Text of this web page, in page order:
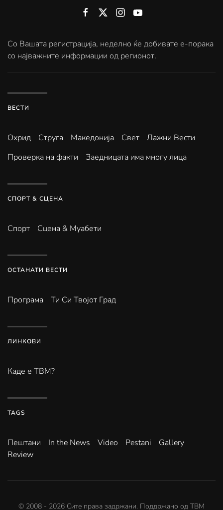
Со Вашата регистрација, неделно ќе добивате е-порака
со најважните информации од регионот.
ВЕСТИ
Охрид Струга Македонија Свет
Лажни Вести
Проверка на факти
Заедницата има многу лица
СПОРТ & СЦЕНА
Спорт Сцена & Муабети
ОСТАНАТИ ВЕСТИ
Програма Ти Си Твојот Град
ЛИНКОВИ
Каде е ТВМ?
TAGS
Пештани In the News Video Pestani
Gallery
Review
© 2008 - 2026 Сите права задржани. Поддржано од ТВМ